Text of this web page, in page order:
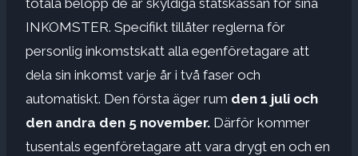
INKOMSTER. Specifikt tillåter reglerna för
personlig inkomstskatt alla egenföretagare att
dela sin inkomst varje år i två faser och
automatiskt. Den första äger rum den 1 juli och
den andra den 5 november. Därför kommer
tusentals egenföretagare att vara drygt en och en